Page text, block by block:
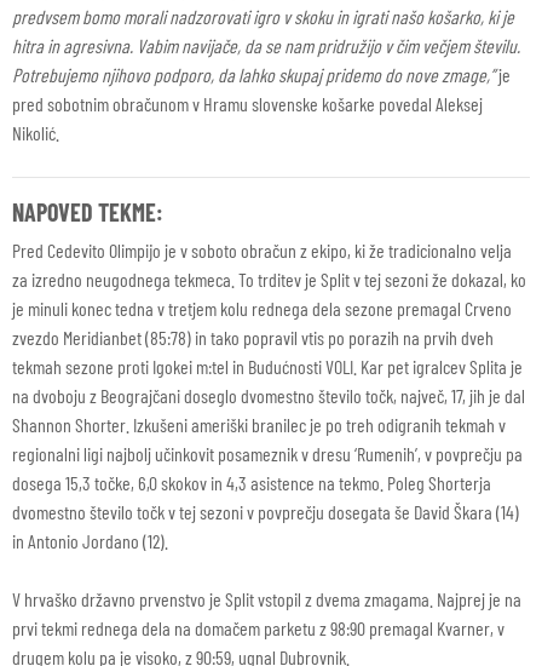
predvsem bomo morali nadzorovati igro v skoku in igrati našo košarko, ki je
hitra in agresivna. Vabim navijače, da se nam pridružijo v čim večjem številu.
Potrebujemo njihovo podporo, da lahko skupaj pridemo do nove zmage,”je
pred sobotnim obračunom v Hramu slovenske košarke povedal Aleksej
Nikolić.
NAPOVED TEKME:
Pred Cedevito Olimpijo je v soboto obračun z ekipo, ki že tradicionalno velja
za izredno neugodnega tekmeca. To trditev je Split v tej sezoni že dokazal, ko
je minuli konec tedna v tretjem kolu rednega dela sezone premagal Crveno
zvezdo Meridianbet (85:78) in tako popravil vtis po porazih na prvih dveh
tekmah sezone proti Igokei m:tel in Budućnosti VOLI. Kar pet igralcev Splita je
na dvoboju z Beograjčani doseglo dvomestno število točk, največ, 17, jih je dal
Shannon Shorter. Izkušeni ameriški branilec je po treh odigranih tekmah v
regionalni ligi najbolj učinkovit posameznik v dresu ‘Rumenih’, v povprečju pa
dosega 15,3 točke, 6,0 skokov in 4,3 asistence na tekmo. Poleg Shorterja
dvomestno število točk v tej sezoni v povprečju dosegata še David Škara (14)
in Antonio Jordano (12).
V hrvaško državno prvenstvo je Split vstopil z dvema zmagama. Najprej je na
prvi tekmi rednega dela na domačem parketu z 98:90 premagal Kvarner, v
drugem kolu pa je visoko, z 90:59, ugnal Dubrovnik.